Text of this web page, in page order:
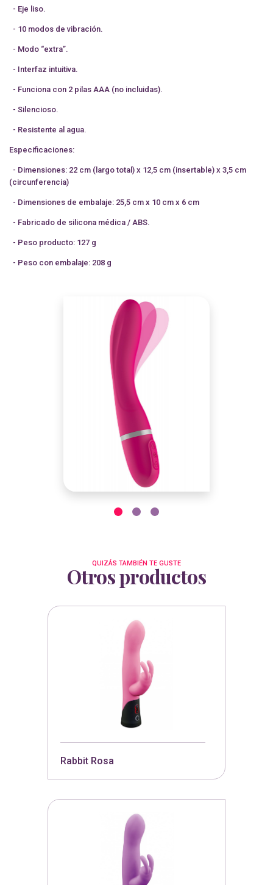
- Eje liso.
- 10 modos de vibración.
- Modo “extra”.
- Interfaz intuitiva.
- Funciona con 2 pilas AAA (no incluidas).
- Silencioso.
- Resistente al agua.
Especificaciones:
- Dimensiones: 22 cm (largo total) x 12,5 cm (insertable) x 3,5 cm
(circunferencia)
- Dimensiones de embalaje: 25,5 cm x 10 cm x 6 cm
- Fabricado de silicona médica / ABS.
- Peso producto: 127 g
- Peso con embalaje: 208 g
QUIZÁS TAMBIÉN TE GUSTE
Otros productos
Rabbit Rosa